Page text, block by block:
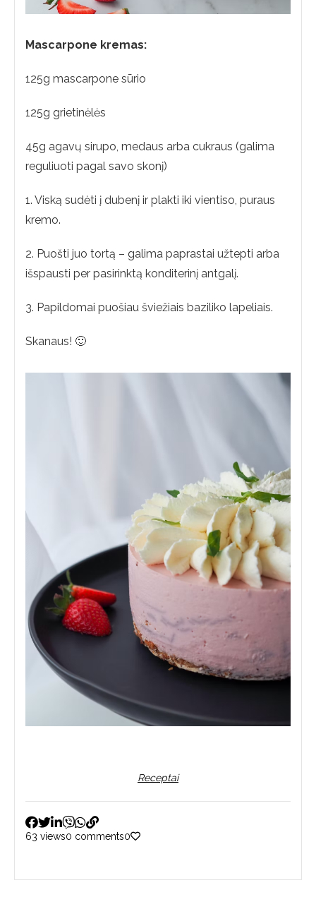
Mascarpone kremas:
125g mascarpone sūrio
125g grietinėlės
45g agavų sirupo, medaus arba cukraus (galima
reguliuoti pagal savo skonį)
1. Viską sudėti į dubenį ir plakti iki vientiso, puraus
kremo.
2. Puošti juo tortą – galima paprastai užtepti arba
išspausti per pasirinktą konditerinį antgalį.
3. Papildomai puošiau šviežiais baziliko lapeliais.
Skanaus! 🙂
Receptai
63 views0 comments0